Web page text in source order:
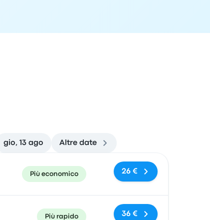
gio, 13 ago Altre date
Più economico 26 €
Più rapido 36 €